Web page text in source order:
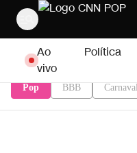
Pular para o conteúdo
Ao
vivo
Política
Pop BBB Carnaval